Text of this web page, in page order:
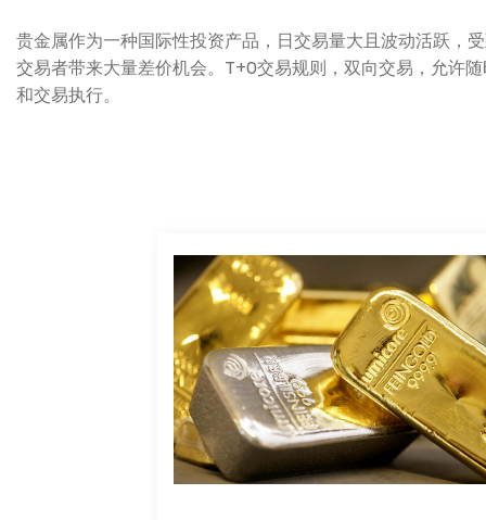
贵金属作为一种国际性投资产品，日交易量大且波动活跃，
交易者带来大量差价机会。T+0交易规则，双向交易，允许
和交易执行。